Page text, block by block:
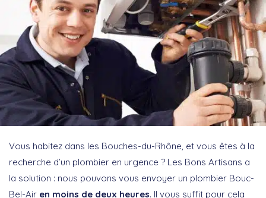
Vous habitez dans les Bouches-du-Rhône, et vous êtes à la
recherche d’un plombier en urgence ? Les Bons Artisans a
la solution : nous pouvons vous envoyer un plombier Bouc-
Bel-Air en moins de deux heures. Il vous suffit pour cela